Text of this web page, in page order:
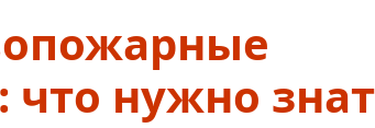
что нужно